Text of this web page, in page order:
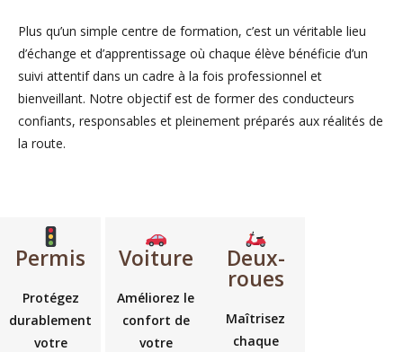
Plus qu’un simple centre de formation, c’est un véritable lieu
d’échange et d’apprentissage où chaque élève bénéficie d’un
suivi attentif dans un cadre à la fois professionnel et
bienveillant. Notre objectif est de former des conducteurs
confiants, responsables et pleinement préparés aux réalités de
la route.
Permis
Protégez
durablement
votre
Voiture
Améliorez le
confort de
votre
Deux-
roues
Maîtrisez
chaque